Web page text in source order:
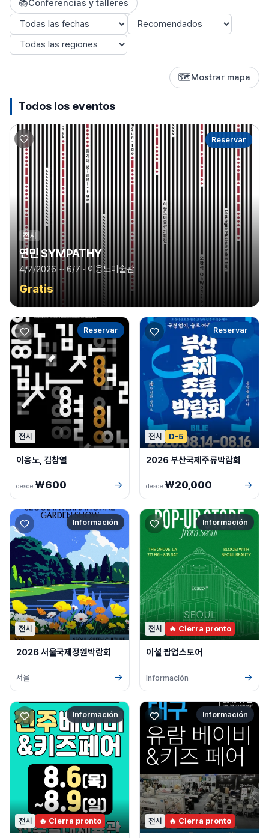
📚Conferencias y talleres
Periodo
Ordenar
Región
🗺Mostrar mapa
Todos los eventos
Reservar
전시
연민 SYMPATHY
4/7/2026 ~ 6/7 · 이응노미술관
Gratis
Reservar
전시
이응노, 김창열
desde ₩600 →
Reservar
전시 D-5
2026 부산국제주류박람회
desde ₩20,000 →
Información
전시
2026 서울국제정원박람회
서울 →
Información
전시 🔥 Cierra pronto
이설 팝업스토어
Información →
Información
전시 🔥 Cierra pronto
Información
전시 🔥 Cierra pronto